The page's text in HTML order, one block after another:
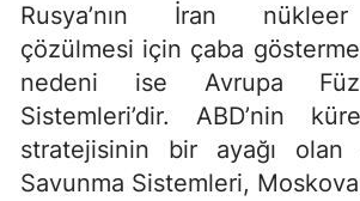
Rusya’nın İran
çözülmesi için çaba
nedeni ise Avrupa
Sistemleri’dir. ABD’nin
stratejisinin bir ayağı olan
Savunma Sistemleri,